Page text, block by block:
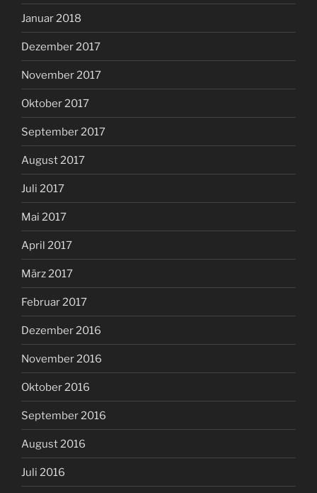
Januar 2018
Dezember 2017
November 2017
Oktober 2017
September 2017
August 2017
Juli 2017
Mai 2017
April 2017
März 2017
Februar 2017
Dezember 2016
November 2016
Oktober 2016
September 2016
August 2016
Juli 2016